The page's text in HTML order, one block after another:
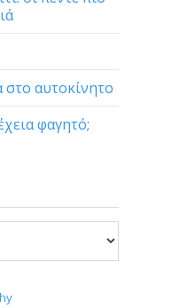
στο αυτοκίνητο
φαγητό;